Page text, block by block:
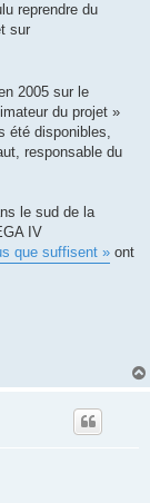
reprendre du
sur
2005 sur le
du projet »
été disponibles,
responsable du
le sud de la
IV
que suffisent » ont